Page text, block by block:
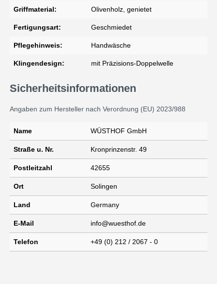
Griffmaterial: Olivenholz, genietet
Fertigungsart: Geschmiedet
Pflegehinweis: Handwäsche
Klingendesign: mit Präzisions-Doppelwelle
Sicherheitsinformationen
Angaben zum Hersteller nach Verordnung (EU) 2023/988
Name WÜSTHOF GmbH
Straße u. Nr. Kronprinzenstr. 49
Postleitzahl 42655
Ort Solingen
Land Germany
E-Mail info@wuesthof.de
Telefon +49 (0) 212 / 2067 - 0